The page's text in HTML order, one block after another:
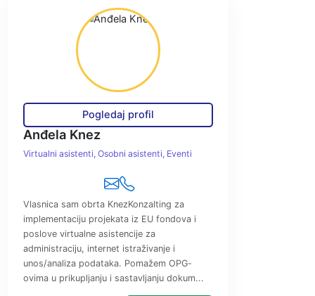
Pogledaj profil
Anđela Knez
Virtualni asistenti Osobni asistenti Eventi
Vlasnica sam obrta KnezKonzalting za
implementaciju projekata iz EU fondova i
poslove virtualne asistencije za
administraciju, internet istraživanje i
unos/analiza podataka. Pomažem OPG-
ovima u prikupljanju i sastavljanju dokum...